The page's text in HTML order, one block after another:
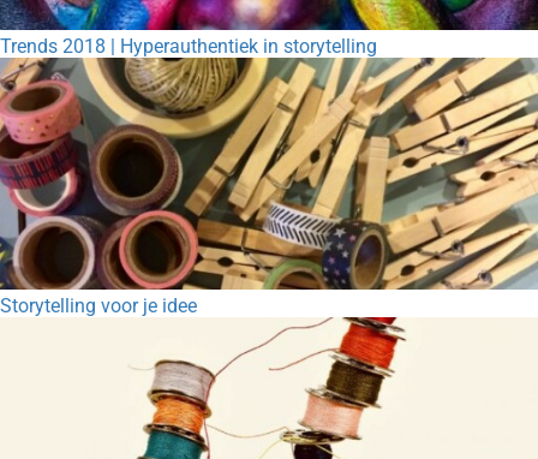
Trends 2018 | Hyperauthentiek in storytelling
Storytelling voor je idee